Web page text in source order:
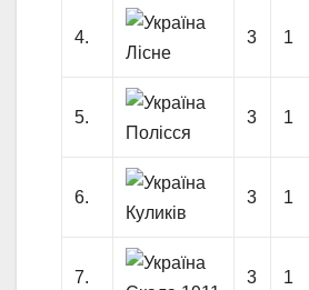
4.
Лісне
3 1
5.
Полісся
3 1
6.
Куликів
3 1
7.
3 1